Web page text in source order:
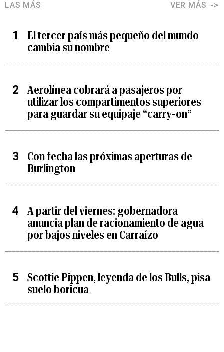
LAS MÁS VER MÁS
El tercer país más pequeño del mundo
cambia su nombre
Aerolínea cobrará a pasajeros por
utilizar los compartimentos superiores
para guardar su equipaje “carry-on”
Con fecha las próximas aperturas de
Burlington
A partir del viernes: gobernadora
anuncia plan de racionamiento de agua
por bajos niveles en Carraízo
Scottie Pippen, leyenda de los Bulls, pisa
suelo boricua